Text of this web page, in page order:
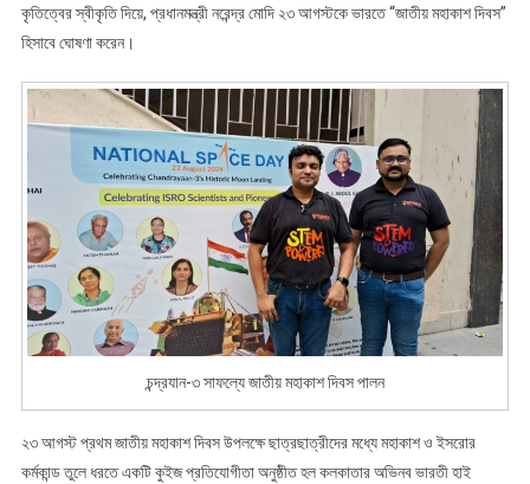
কৃতিত্বের স্বীকৃতি দিয়ে, প্রধানমন্ত্রী নরেন্দ্র মোদি ২৩ আগস্টকে ভারতে “জাতীয় মহাকাশ দিবস”
হিসাবে ঘোষণা করেন।
চন্দ্রযান-৩ সাফল্যে জাতীয় মহাকাশ দিবস পালন
২৩ আগস্ট প্রথম জাতীয় মহাকাশ দিবস উপলক্ষে ছাত্রছাত্রীদের মধ্যে মহাকাশ ও ইসরোর
কর্মকান্ড তুলে ধরতে একটি কুইজ প্রতিযোগীতা অনুষ্ঠীত হল কলকাতার অভিনব ভারতী হাই